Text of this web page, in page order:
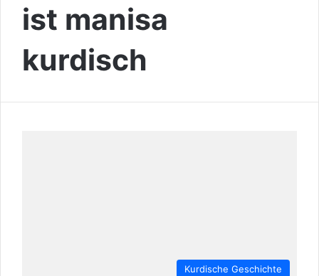
ist manisa
kurdisch
Kurdische Geschichte